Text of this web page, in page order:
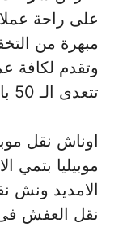
على راحة
مبهرة من
وتقدم لكافة
تتعدى الـ 50 بالمائة.
اوناش نقل
موبيليا بتمي
الامديد ونش
نقل العفش